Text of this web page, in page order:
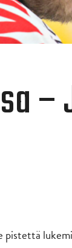
–
pistettä